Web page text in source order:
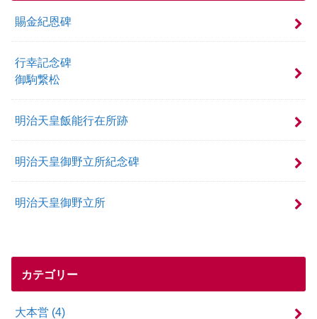
賜金紀恩碑
行幸記念碑
御駒繋松
明治天皇飯能行在所跡
明治天皇御野立所紀念碑
明治天皇御野立所
カテゴリー
大本営 (4)